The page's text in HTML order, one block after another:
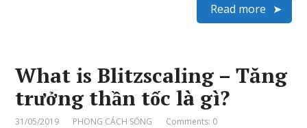
Read more
What is Blitzscaling – Tăng
trưởng thần tốc là gì?
31/05/2019 PHONG CÁCH SỐNG Comments: 0